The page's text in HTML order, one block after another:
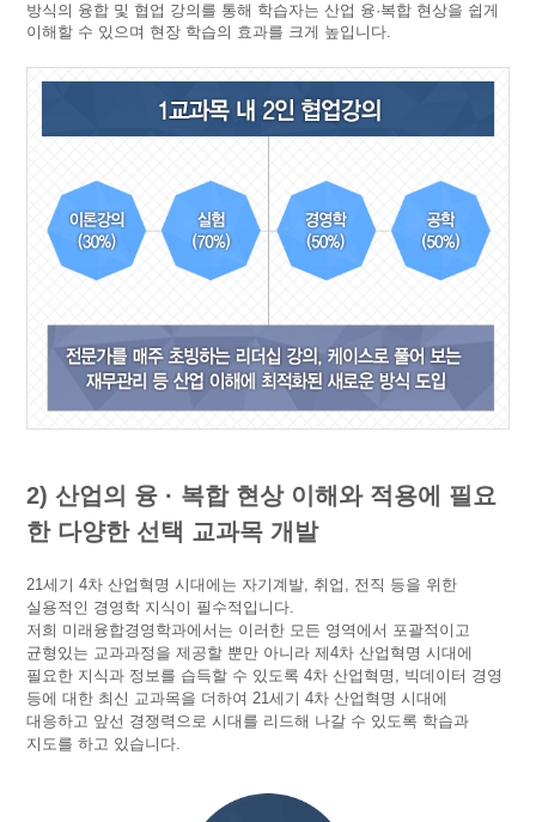
방식의 융합 및 협업 강의를 통해 학습자는 산업 융·복합 현상을 쉽게
이해할 수 있으며 현장 학습의 효과를 크게 높입니다.
2) 산업의 융 · 복합 현상 이해와 적용에 필요
한 다양한 선택 교과목 개발
21세기 4차 산업혁명 시대에는 자기계발, 취업, 전직 등을 위한
실용적인 경영학 지식이 필수적입니다.
저희 미래융합경영학과에서는 이러한 모든 영역에서 포괄적이고
균형있는 교과과정을 제공할 뿐만 아니라 제4차 산업혁명 시대에
필요한 지식과 정보를 습득할 수 있도록 4차 산업혁명, 빅데이터 경영
등에 대한 최신 교과목을 더하여 21세기 4차 산업혁명 시대에
대응하고 앞선 경쟁력으로 시대를 리드해 나갈 수 있도록 학습과
지도를 하고 있습니다.